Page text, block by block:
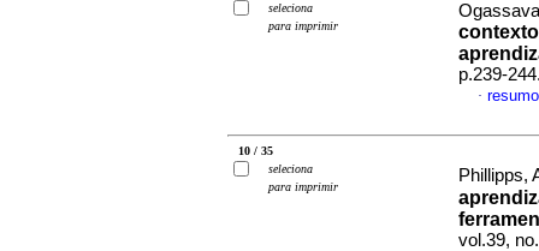
seleciona
para imprimir
p.239-
·
10 / 35
seleciona
para imprimir
Phillipps,
vol.39,